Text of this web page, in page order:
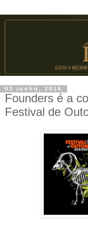
03 junho, 2016
Founders é a
Festival de